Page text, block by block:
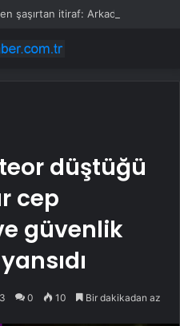
düştüğü
cep
güvenlik
0 10 Bir dakikadan az